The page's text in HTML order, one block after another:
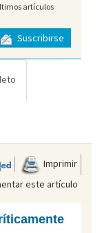
artículos
Suscribirse
Imprimir
este artículo